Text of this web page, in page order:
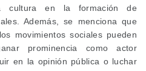
cultura en la formación de
Además, se menciona que
movimientos sociales pueden
prominencia como actor
en la opinión pública o luchar